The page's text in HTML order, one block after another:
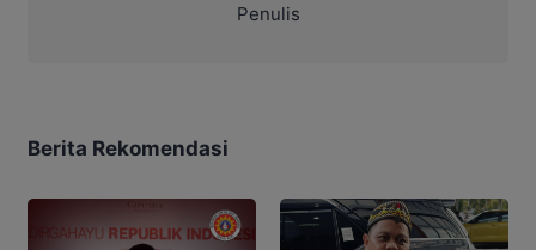
Penulis
Berita Rekomendasi